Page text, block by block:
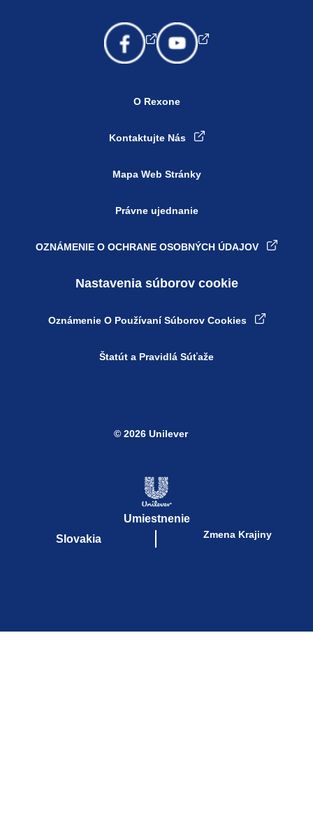
O Rexone
Kontaktujte Nás
Mapa Web Stránky
Právne ujednanie
OZNÁMENIE O OCHRANE OSOBNÝCH ÚDAJOV
Nastavenia súborov cookie
Oznámenie O Používaní Súborov Cookies
Štatút a Pravidlá Súťaže
Umiestnenie
Slovakia
Zmena Krajiny
© 2026 Unilever